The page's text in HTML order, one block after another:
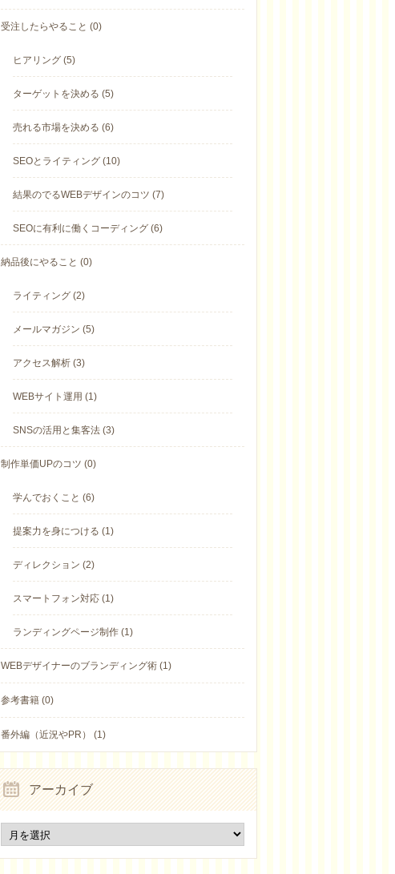
受注したらやること (0)
ヒアリング (5)
ターゲットを決める (5)
売れる市場を決める (6)
SEOとライティング (10)
結果のでるWEBデザインのコツ (7)
SEOに有利に働くコーディング (6)
納品後にやること (0)
ライティング (2)
メールマガジン (5)
アクセス解析 (3)
WEBサイト運用 (1)
SNSの活用と集客法 (3)
制作単価UPのコツ (0)
学んでおくこと (6)
提案力を身につける (1)
ディレクション (2)
スマートフォン対応 (1)
ランディングページ制作 (1)
WEBデザイナーのブランディング術 (1)
参考書籍 (0)
番外編（近況やPR） (1)
アーカイブ